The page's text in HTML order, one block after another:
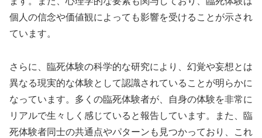
個人の信念や価値観によっても影響を受けることが示され
ています。
さらに、臨死体験の科学的な研究により、幻覚や妄想とは
異なる現実的な体験として認識されていることが明らかに
なっています。多くの臨死体験者が、自身の体験を非常に
リアルで生々しく感じていると報告しています。また、臨
死体験者同士の共通点やパターンも見つかっており、これ